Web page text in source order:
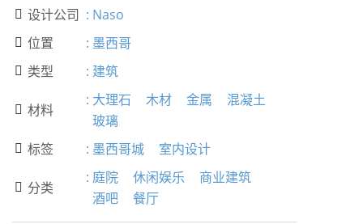
 设计公司 : Naso
 位置 : 墨西哥
 类型 : 建筑
 材料
: 大理石 木材 金属
混凝土
玻璃
 标签 : 墨西哥城 室内设计
 分类
: 庭院 休闲娱乐
商业建筑
酒吧
餐厅